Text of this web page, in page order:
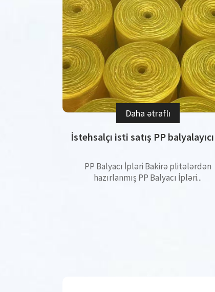
İstehsalçı isti satış PP
PP Balyacı İpləri Bakirə plitələrdən
hazırlanmış PP Balyacı İpləri...
Daha ətraflı